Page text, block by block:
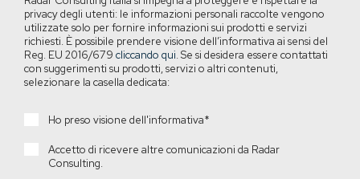
privacy degli utenti: le informazioni personali raccolte vengono
utilizzate solo per fornire informazioni sui prodotti e servizi
richiesti. È possibile prendere visione dell’informativa ai sensi del
Reg. EU 2016/679 cliccando qui. Se si desidera essere contattati
con suggerimenti su prodotti, servizi o altri contenuti,
selezionare la casella dedicata:
Ho preso visione dell'informativa*
Accetto di ricevere altre comunicazioni da Radar
Consulting.